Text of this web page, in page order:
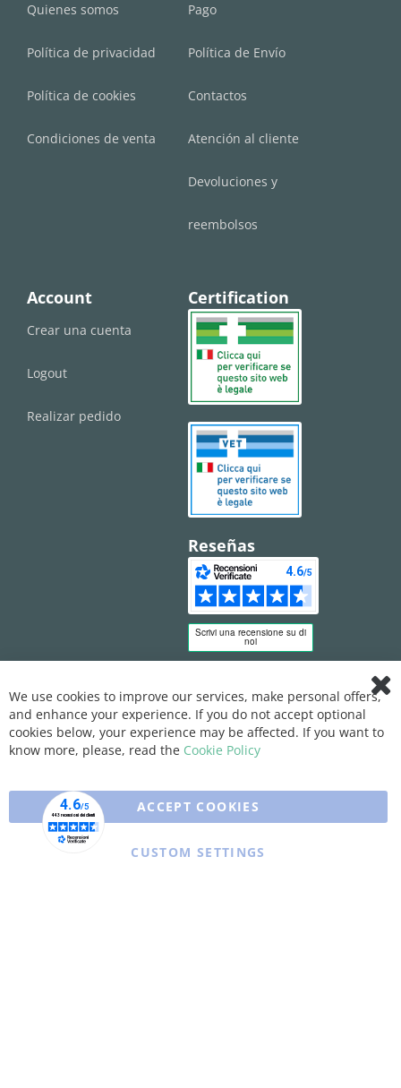
Quienes somos
Política de privacidad
Política de cookies
Condiciones de venta
Pago
Política de Envío
Contactos
Atención al cliente
Devoluciones y
reembolsos
Account
Crear una cuenta
Logout
Realizar pedido
Certification
Reseñas
Bar
We use cookies to improve our services, make personal offers,
and enhance your experience. If you do not accept optional
cookies below, your experience may be affected. If you want to
know more, please, read the Cookie Policy
ACCEPT COOKIES
CUSTOM SETTINGS